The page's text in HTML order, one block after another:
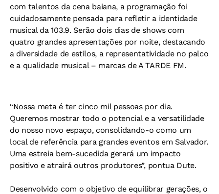
com talentos da cena baiana, a programação foi
cuidadosamente pensada para refletir a identidade
musical da 103.9. Serão dois dias de shows com
quatro grandes apresentações por noite, destacando
a diversidade de estilos, a representatividade no palco
e a qualidade musical – marcas de A TARDE FM.
“Nossa meta é ter cinco mil pessoas por dia.
Queremos mostrar todo o potencial e a versatilidade
do nosso novo espaço, consolidando-o como um
local de referência para grandes eventos em Salvador.
Uma estreia bem-sucedida gerará um impacto
positivo e atrairá outros produtores”, pontua Dute.
Desenvolvido com o objetivo de equilibrar gerações, o